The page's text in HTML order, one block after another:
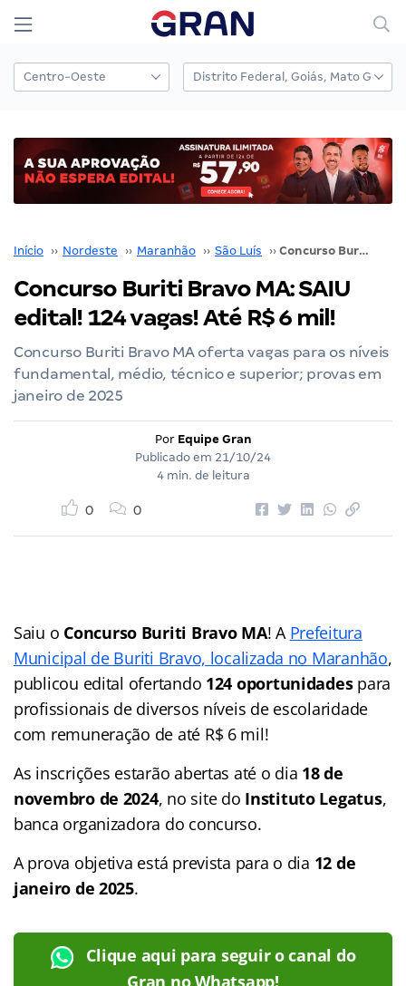
Início ›› Nordeste ›› Maranhão ›› São Luís ›› Concurso Buriti Bravo MA: SAIU edital! 124 vagas! Até R$ 6 mil!
Concurso Buriti Bravo MA: SAIU
edital! 124 vagas! Até R$ 6 mil!
Concurso Buriti Bravo MA oferta vagas para os níveis
fundamental, médio, técnico e superior; provas em
janeiro de 2025
Por Equipe Gran
Publicado em 21/10/24
4 min. de leitura
0 0
Saiu o Concurso Buriti Bravo MA! A Prefeitura
Municipal de Buriti Bravo, localizada no Maranhão,
publicou edital ofertando 124 oportunidadespara
profissionais de diversos níveis de escolaridade
com remuneração de até R$ 6 mil!
As inscrições estarão abertas até o dia 18 de
novembro de 2024, no site do Instituto Legatus,
banca organizadora do concurso.
A prova objetiva está prevista para o dia 12 de
janeiro de 2025.
Clique aqui para seguir o canal do
Gran no Whatsapp!